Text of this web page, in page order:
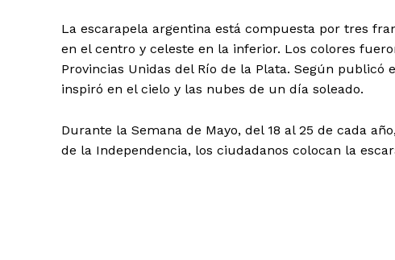
La escarapela argentina está compuesta por tres
en el centro y celeste en la inferior. Los colores
Provincias Unidas del Río de la Plata. Según publicó
inspiró en el cielo y las nubes de un día soleado.
Durante la Semana de Mayo, del 18 al 25 de cada
de la Independencia, los ciudadanos colocan la